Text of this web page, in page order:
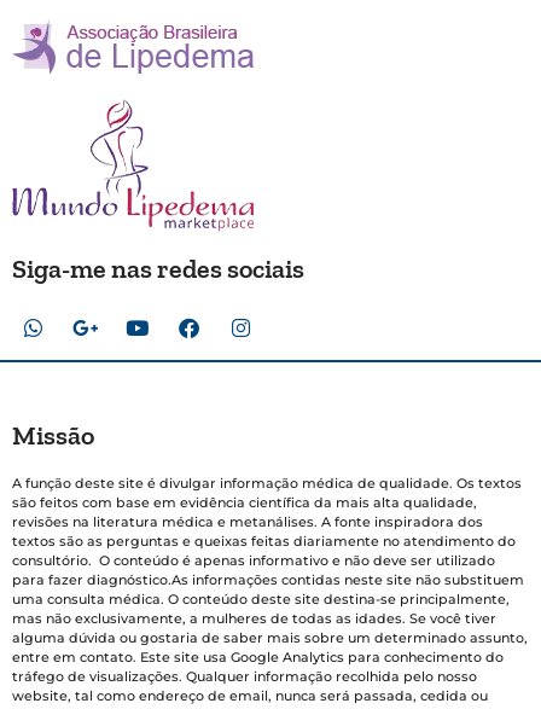
Siga-me nas redes sociais
Missão
A função deste site é divulgar informação médica de qualidade. Os textos
são feitos com base em evidência científica da mais alta qualidade,
revisões na literatura médica e metanálises. A fonte inspiradora dos
textos são as perguntas e queixas feitas diariamente no atendimento do
consultório. O conteúdo é apenas informativo e não deve ser utilizado
para fazer diagnóstico.As informações contidas neste site não substituem
uma consulta médica. O conteúdo deste site destina-se principalmente,
mas não exclusivamente, a mulheres de todas as idades. Se você tiver
alguma dúvida ou gostaria de saber mais sobre um determinado assunto,
entre em contato. Este site usa Google Analytics para conhecimento do
tráfego de visualizações. Qualquer informação recolhida pelo nosso
website, tal como endereço de email, nunca será passada, cedida ou